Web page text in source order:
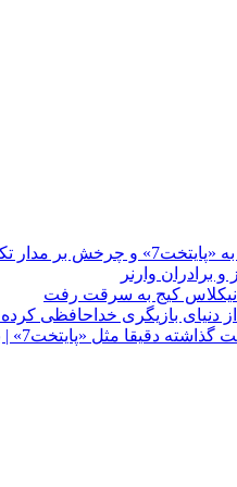
مدار تکرار
بازیگری خداحافظی
مثل «پایتخت7» | برمدار تکرار